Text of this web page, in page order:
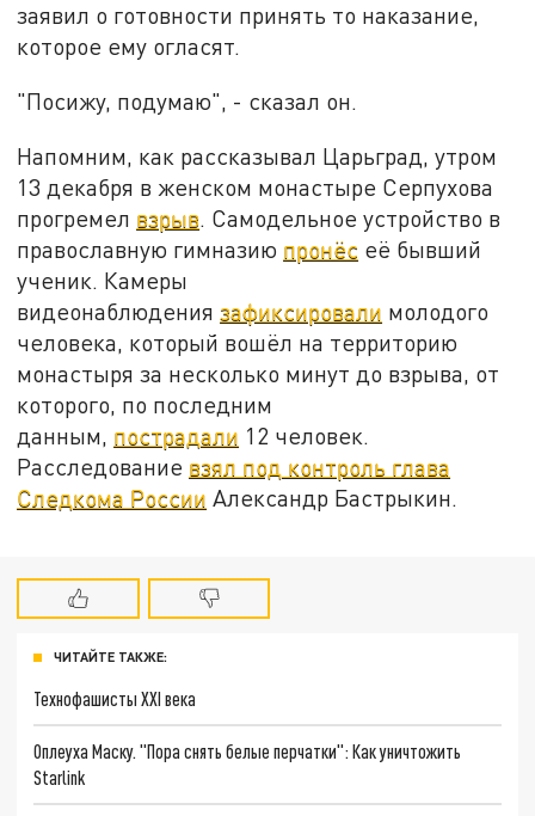
заявил о готовности принять то наказание,
которое ему огласят.
"Посижу, подумаю", - сказал он.
Напомним, как рассказывал Царьград, утром
13 декабря в женском монастыре Серпухова
прогремел взрыв . Самодельное устройство в
православную гимназию пронёс её бывший
ученик. Камеры
видеонаблюдения зафиксировали молодого
человека, который вошёл на территорию
монастыря за несколько минут до взрыва, от
которого, по последним
данным, пострадали 12 человек.
Расследование взял под контроль глава
Следкома России Александр Бастрыкин.
ЧИТАЙТЕ ТАКЖЕ:
Технофашисты XXI века
Оплеуха Маску. "Пора снять белые перчатки": Как уничтожить
Starlink